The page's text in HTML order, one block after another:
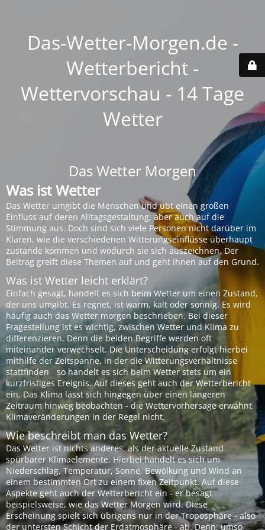
Das-Wetter-Morgen.de -
Wetterbericht -
Wettervorschau - 14 Tage
Wetter
Das Wetter Morgen
Was ist Wetter
Das Wetter umgibt die Menschen und übt einen großen
Einfluss auf deren Alltagsgestaltung, aber auch auf die
Stimmung aus. Doch sind sich viele Personen nicht darüber im
Klaren, wie die verschiedenen Witterungseinflüsse überhaupt
zustande kommen und wodurch sie sich auszeichnen. Der
Beitrag greift diese Themen auf und geht ihnen auf den Grund.
Was ist Wetter leicht erklärt?
Einfach gesagt, handelt es sich beim Wetter um einen Zustand,
der uns umgibt. Es regnet, ist warm, kalt oder sonnig. Es wird
häufig auch das Wetter morgen beschrieben. Bei dieser
Fragestellung ist es wichtig, zwischen Wetter und Klima zu
differenzieren. Denn die beiden Begriffe werden oft
miteinander verwechselt. Die Unterscheidung erfolgt hierbei
mithilfe der Zeitspanne, in der die Witterungsverhältnisse
stattfinden - so handelt es sich beim Wetter stets um ein
kurzfristiges Ereignis. Auf dieses geht auch der Wetterbericht
ein. Das Klima lässt sich hingegen über einen längeren
Zeitraum hinweg beobachten - die Wettervorhersage erwähnt
Klimaveränderungen in der Regel nicht.
Wie beschreibt man das Wetter?
Das Wetter ist nichts anderes, als der aktuelle Zustand
spürbarer Klimaelemente. Hierbei handelt es sich um
Niederschlag, Temperatur, Sonne, Bewölkung und Wind an
einem bestimmten Ort zu einem fixen Zeitpunkt. Auf diese
Aspekte geht auch der Wetterbericht ein - er besagt
beispielsweise, wie das Wetter Morgen wird. Diese
Erscheinung spielt sich übrigens nur in der Troposphäre - also
der untersten Schicht der Erdatmosphäre - ab. Denn: umso